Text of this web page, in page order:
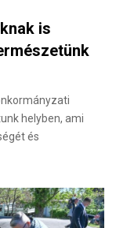
is
helyben, ami
és